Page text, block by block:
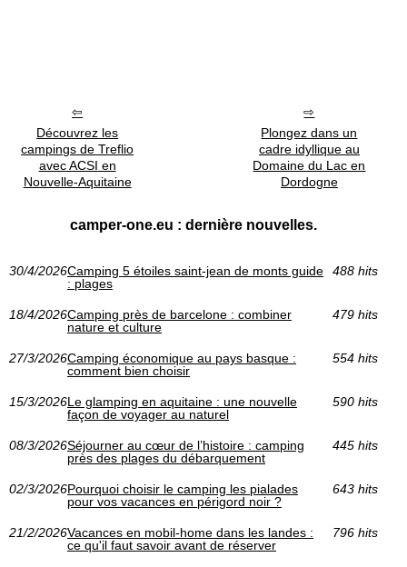
Découvrez les
campings de Treflio
avec ACSI en
Nouvelle-Aquitaine
Plongez dans un
cadre idyllique au
Domaine du Lac en
Dordogne
camper-one.eu : dernière nouvelles.
30/4/2026Camping 5 étoiles saint-jean de monts guide
: plages
488 hits
18/4/2026Camping près de barcelone : combiner
nature et culture
479 hits
27/3/2026Camping économique au pays basque :
comment bien choisir
554 hits
15/3/2026Le glamping en aquitaine : une nouvelle
façon de voyager au naturel
590 hits
08/3/2026Séjourner au cœur de l’histoire : camping
près des plages du débarquement
445 hits
02/3/2026Pourquoi choisir le camping les pialades
pour vos vacances en périgord noir ?
643 hits
21/2/2026Vacances en mobil-home dans les landes :
ce qu'il faut savoir avant de réserver
796 hits